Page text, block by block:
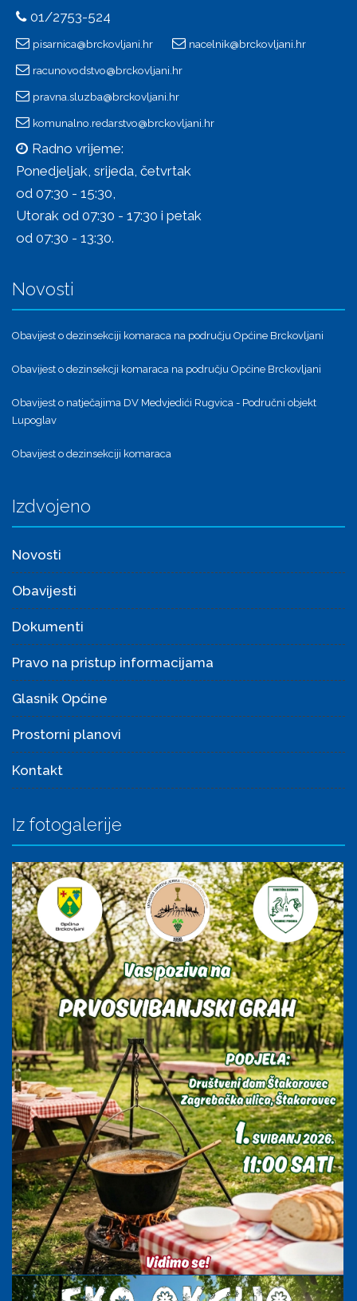
01/2753-524
pisarnica@brckovljani.hr nacelnik@brckovljani.hr
racunovodstvo@brckovljani.hr
pravna.sluzba@brckovljani.hr
komunalno.redarstvo@brckovljani.hr
Radno vrijeme:
Ponedjeljak, srijeda, četvrtak
od 07:30 - 15:30,
Utorak od 07:30 - 17:30 i petak
od 07:30 - 13:30.
Novosti
Obavijest o dezinsekciji komaraca na području Općine Brckovljani
Obavijest o dezinsekcji komaraca na području Općine Brckovljani
Obavijest o natječajima DV Medvjedići Rugvica - Područni objekt
Lupoglav
Obavijest o dezinsekciji komaraca
Izdvojeno
Novosti
Obavijesti
Dokumenti
Pravo na pristup informacijama
Glasnik Općine
Prostorni planovi
Kontakt
Iz fotogalerije